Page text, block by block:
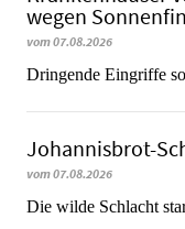
wegen
vom 07.08.2026
Dringende Eingriffe
Johannisbrot-
vom 07.08.2026
Die wilde Schlacht